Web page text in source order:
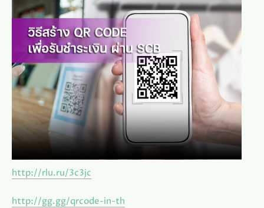
http://rlu.ru/3c3jc
http://gg.gg/qrcode-in-th